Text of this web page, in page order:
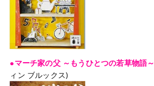
●マーチ家の父 ～もうひとつの若草物語～
ィン ブルックス)